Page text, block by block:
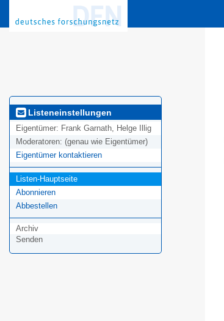
Listeneinstellungen
Eigentümer: Frank Garnath, Helge Illig
Moderatoren: (genau wie Eigentümer)
Eigentümer kontaktieren
Listen-Hauptseite
Abonnieren
Abbestellen
Archiv
Senden